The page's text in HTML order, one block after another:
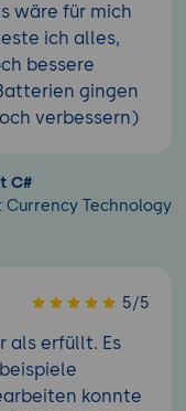
wäre für mich
ich alles,
bessere
gingen
verbessern)
C#
Currency Technology
5/5
als erfüllt. Es
konnte